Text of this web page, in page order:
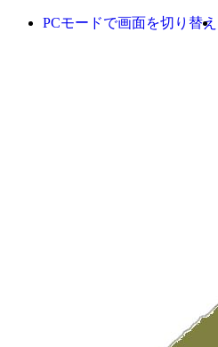
PCモードで画面を切り替え